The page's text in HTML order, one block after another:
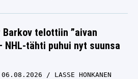
telottiin ”aivan
NHL-tähti puhui nyt suunsa
06.08.2026 LASSE HONKANEN